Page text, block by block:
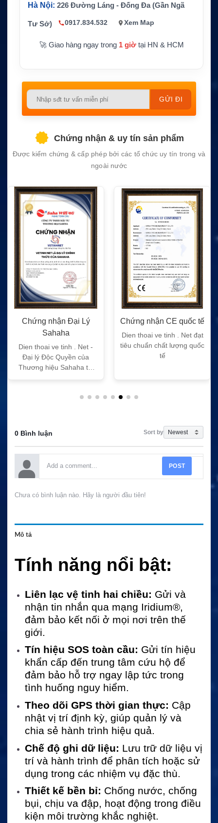
Hà Nội: 226 Đường Láng - Đống Đa (Gần Ngã
Tư Sở) 0917.834.532 Xem Map
🚀 Giao hàng ngay trong 1 giờtại HN & HCM
Please
empty.
Chứng nhận & uy tín sản phẩm
Được kiểm chứng & cấp phép bởi các tổ chức uy tín trong và
ngoài nước
Chứng nhận Đại Lý
Sahaha
Dien thoai ve tinh . Net -
Đại lý Độc Quyền của
Thương hiệu Sahaha tại
Chứng nhận CE quốc tế
Dien thoai ve tinh . Net đạt
tiêu chuẩn chất lượng quốc
tế
0 Bình luận Sort by
POST
Chưa có bình luận nào. Hãy là người đầu tiên!
Mô tả
Tính năng nổi bật:
Liên lạc vệ tinh hai chiều: Gửi và
nhận tin nhắn qua mạng Iridium®,
đảm bảo kết nối ở mọi nơi trên thế
giới.
Tín hiệu SOS toàn cầu: Gửi tín hiệu
khẩn cấp đến trung tâm cứu hộ để
đảm bảo hỗ trợ ngay lập tức trong
tình huống nguy hiểm.
Theo dõi GPS thời gian thực: Cập
nhật vị trí định kỳ, giúp quản lý và
chia sẻ hành trình hiệu quả.
Chế độ ghi dữ liệu: Lưu trữ dữ liệu vị
trí và hành trình để phân tích hoặc sử
dụng trong các nhiệm vụ đặc thù.
Thiết kế bền bỉ: Chống nước, chống
bụi, chịu va đập, hoạt động trong điều
kiện môi trường khắc nghiệt.